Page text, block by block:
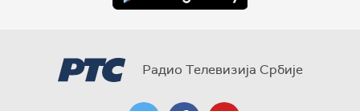
Радио Телевизија Србије